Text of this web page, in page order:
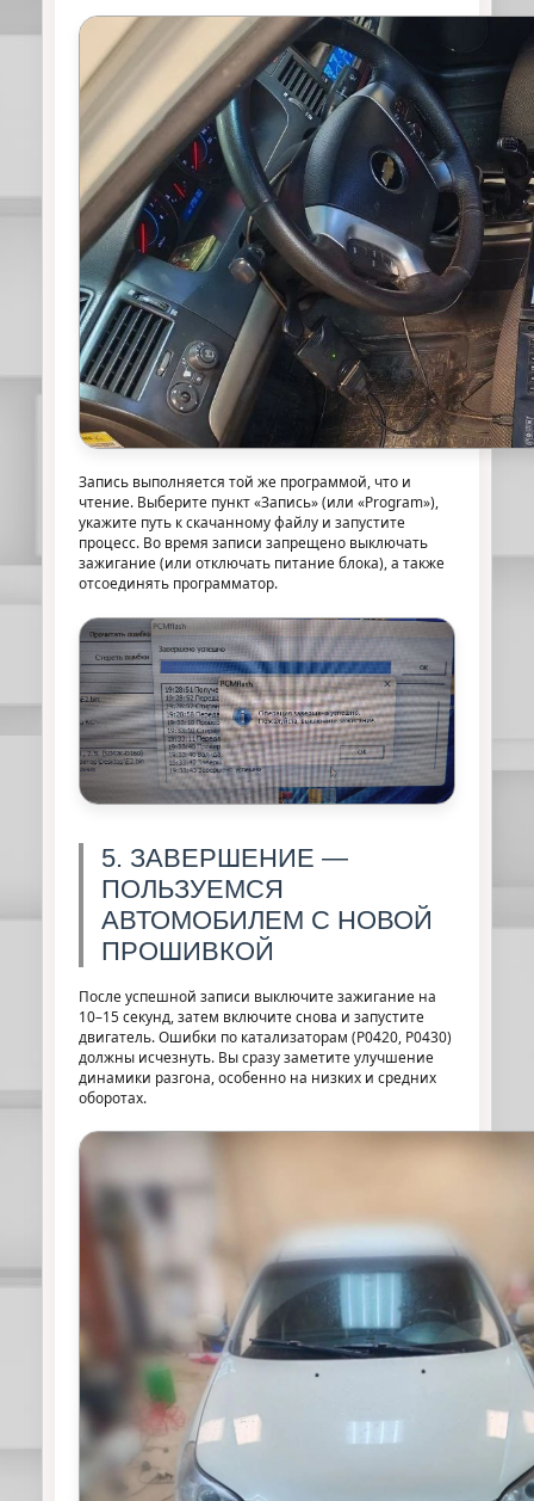
Запись выполняется той же программой, что и
чтение. Выберите пункт «Запись» (или «Program»),
укажите путь к скачанному файлу и запустите
процесс. Во время записи запрещено выключать
зажигание (или отключать питание блока), а также
отсоединять программатор.
5. ЗАВЕРШЕНИЕ —
ПОЛЬЗУЕМСЯ
АВТОМОБИЛЕМ С НОВОЙ
ПРОШИВКОЙ
После успешной записи выключите зажигание на
10–15 секунд, затем включите снова и запустите
двигатель. Ошибки по катализаторам (P0420, P0430)
должны исчезнуть. Вы сразу заметите улучшение
динамики разгона, особенно на низких и средних
оборотах.